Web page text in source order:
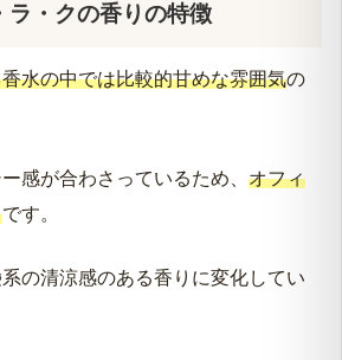
ラ・クの香りの特徴
水の中では比較的甘めな雰囲気の
感が合わさっているため、 オフィ
です。
の清涼感のある香りに変化してい